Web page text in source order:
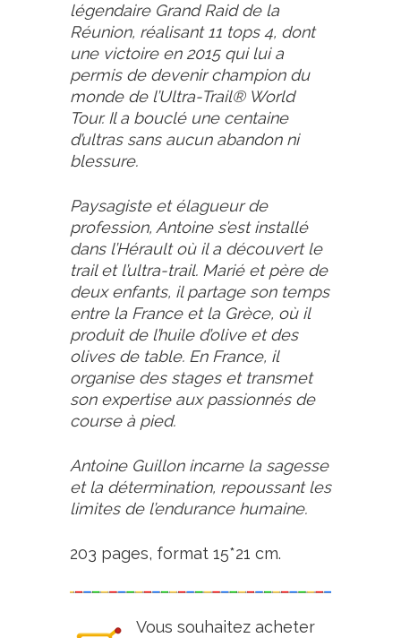
légendaire Grand Raid de la
Réunion, réalisant 11 tops 4, dont
une victoire en 2015 qui lui a
permis de devenir champion du
monde de l’Ultra-Trail® World
Tour. Il a bouclé une centaine
d’ultras sans aucun abandon ni
blessure.
Paysagiste et élagueur de
profession, Antoine s’est installé
dans l’Hérault où il a découvert le
trail et l’ultra-trail. Marié et père de
deux enfants, il partage son temps
entre la France et la Grèce, où il
produit de l’huile d’olive et des
olives de table. En France, il
organise des stages et transmet
son expertise aux passionnés de
course à pied.
Antoine Guillon incarne la sagesse
et la détermination, repoussant les
limites de l’endurance humaine.
203 pages, format 15*21 cm.
Vous souhaitez acheter